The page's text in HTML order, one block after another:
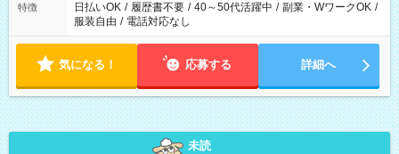
特徴 日払いOK / 履歴書不要 / 40～50代活躍中 / 副業・WワークOK /
服装自由 / 電話対応なし
気になる！ 応募する 詳細へ
未読